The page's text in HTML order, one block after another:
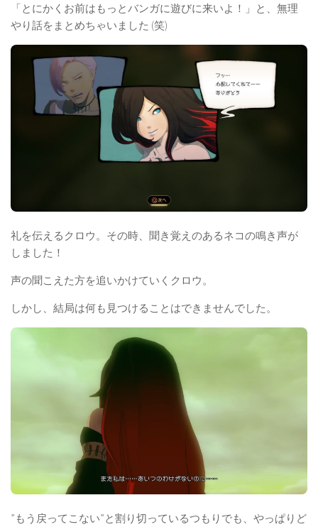
「とにかくお前はもっとバンガに遊びに来いよ！」と、無理
やり話をまとめちゃいました (笑)
礼を伝えるクロウ。その時、聞き覚えのあるネコの鳴き声が
しました！
声の聞こえた方を追いかけていくクロウ。
しかし、結局は何も見つけることはできませんでした。
”もう戻ってこない”と割り切っているつもりでも、やっぱりど